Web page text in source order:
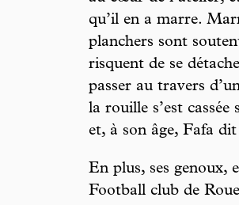
qu’il en a marre.
planchers sont
risquent de se
passer au travers
la rouille s’est
et, à son âge, Fafa
En plus, ses genoux,
Football club de